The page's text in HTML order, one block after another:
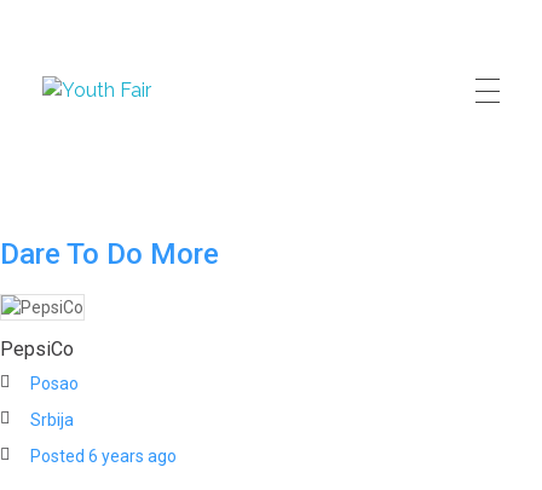
Dare To Do More
PepsiCo
Posao
Srbija
Posted 6 years ago